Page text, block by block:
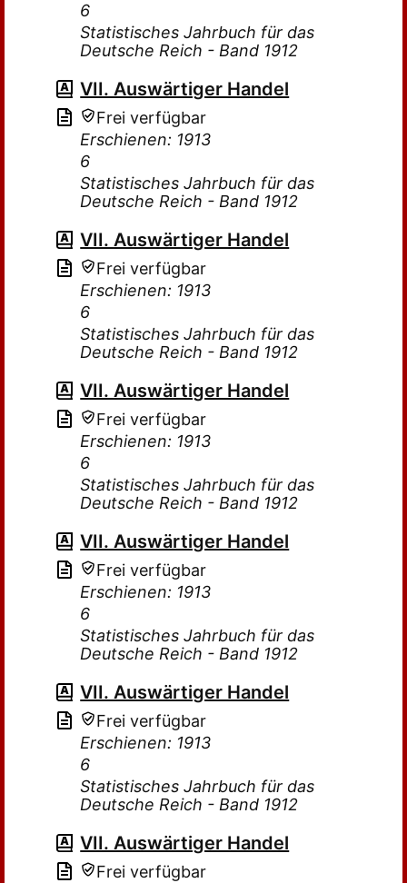
6
Statistisches Jahrbuch für das
Deutsche Reich - Band 1912
VII. Auswärtiger Handel
Frei verfügbar
Erschienen: 1913
6
Statistisches Jahrbuch für das
Deutsche Reich - Band 1912
VII. Auswärtiger Handel
Frei verfügbar
Erschienen: 1913
6
Statistisches Jahrbuch für das
Deutsche Reich - Band 1912
VII. Auswärtiger Handel
Frei verfügbar
Erschienen: 1913
6
Statistisches Jahrbuch für das
Deutsche Reich - Band 1912
VII. Auswärtiger Handel
Frei verfügbar
Erschienen: 1913
6
Statistisches Jahrbuch für das
Deutsche Reich - Band 1912
VII. Auswärtiger Handel
Frei verfügbar
Erschienen: 1913
6
Statistisches Jahrbuch für das
Deutsche Reich - Band 1912
VII. Auswärtiger Handel
Frei verfügbar